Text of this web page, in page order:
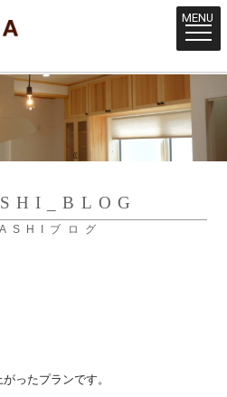
MENU
ブログ
ったプランです。